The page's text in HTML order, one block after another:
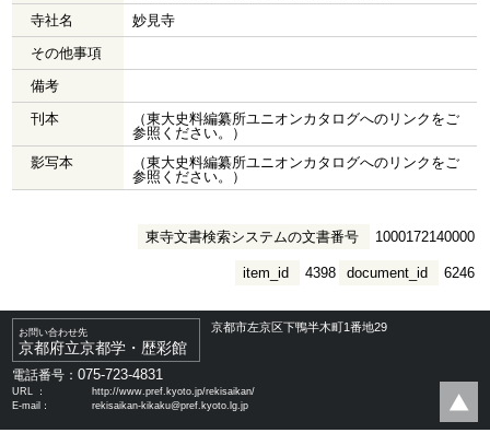
寺社名
妙見寺
その他事項
備考
刊本
（東大史料編纂所ユニオンカタログへのリンクをご
参照ください。）
影写本
（東大史料編纂所ユニオンカタログへのリンクをご
参照ください。）
東寺文書検索システムの文書番号 1000172140000
document_id 6246
item_id 4398
お問い合わせ先
京都府立京都学・歴彩館
京都市左京区下鴨半木町1番地29
電話番号：075-723-4831
URL ：
http://www.pref.kyoto.jp/rekisaikan/
E-mail：
rekisaikan-kikaku@pref.kyoto.lg.jp